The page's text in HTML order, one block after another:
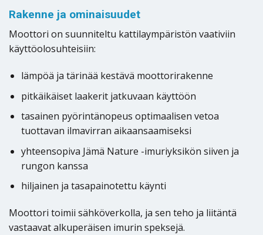
Rakenne ja ominaisuudet
Moottori on suunniteltu kattilaympäristön vaativiin
käyttöolosuhteisiin:
lämpöä ja tärinää kestävä moottorirakenne
pitkäikäiset laakerit jatkuvaan käyttöön
tasainen pyörintänopeus optimaalisen vetoa
tuottavan ilmavirran aikaansaamiseksi
yhteensopiva Jämä Nature -imuriyksikön siiven ja
rungon kanssa
hiljainen ja tasapainotettu käynti
Moottori toimii sähköverkolla, ja sen teho ja liitäntä
vastaavat alkuperäisen imurin speksejä.